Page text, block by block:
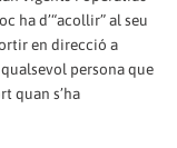
ha d’“acollir” al seu
en direcció a
persona que
quan s’ha